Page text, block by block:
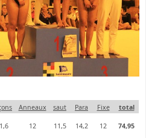
Anneaux saut Para Fixe total
12 11,5 14,2 12 74,95